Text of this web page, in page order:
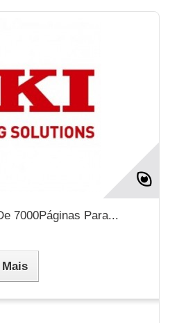
7000Páginas Para...
Mais